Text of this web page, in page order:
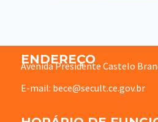
ENDEREÇO
Avenida Presidente Castelo
E-mail: bece@secult.ce.gov.br